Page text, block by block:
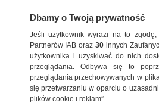
ŚWIAT
Dbamy o Twoją prywatność
Jeśli użytkownik wyrazi na to
Partnerów IAB oraz30 innych
użytkownika i uzyskiwać do nich
przeglądania. Odbywa się to
przeglądania przechowywanych w
się przetwarzaniu w oparciu o
plików cookie i reklam”.